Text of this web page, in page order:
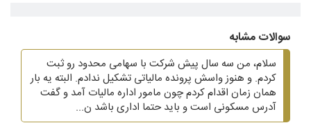
سوالات مشابه
سلام، من سه سال پیش شرکت با سهامی محدود رو ثبت
کردم. و هنوز واسش پرونده مالیاتی تشکیل ندادم. البته یه بار
همان زمان اقدام کردم چون مامور اداره مالیات آمد و گفت
آدرس مسکونی است و باید حتما اداری باشد ن...